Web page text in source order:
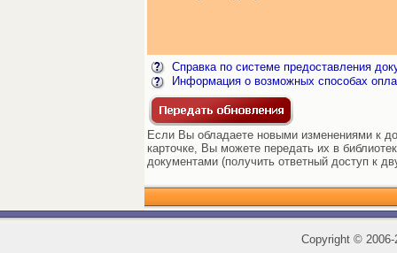
Справка по системе предоставления
Информация о возможных способах
Если Вы обладаете новыми изменениями к
карточке, Вы можете передать их в
документами (получить ответный доступ к
Copyright ©